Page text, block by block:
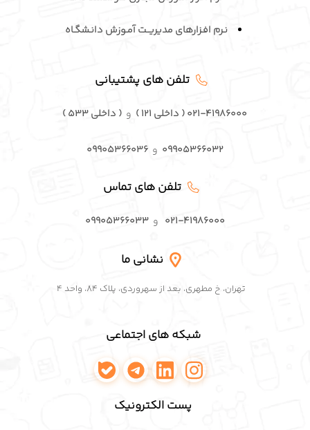
نـرم افـزارهای مدیریــت آمـوزش دانـشگـاه
تلفن های پشتیبانی
۰۲۱-۴۱۹۸۶۰۰۰ ( داخلی ۱۲۱ ) و ( داخلی ۵۳۳ )
۰۹۹۰۵۳۶۶۰۳۲ و۰۹۹۰۵۳۶۶۰۳۶
تلفن های تماس
۰۲۱-۴۱۹۸۶۰۰۰ و۰۹۹۰۵۳۶۶۰۳۳
نشانی ما
تهران، خ مطهری، بعد از سهروردی، پلاک ۸۴، واحد ۴
شبکه های اجتماعی
اینستاگرام پافکو
لینکدین پافکو
تلگرام پافکوواتساپ پافکو
پست الکترونیک